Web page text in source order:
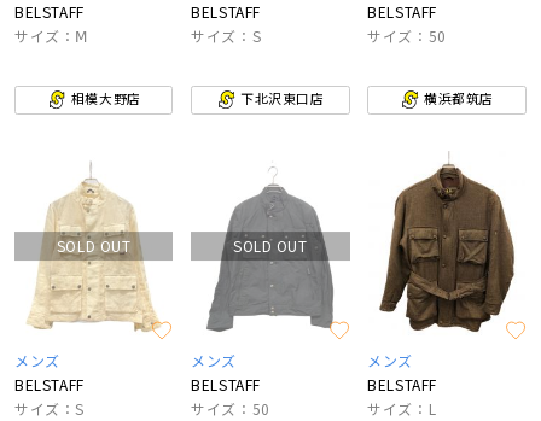
BELSTAFF
サイズ：Ⅿ
相模大野店
BELSTAFF
サイズ：S
下北沢東口店
BELSTAFF
サイズ：50
横浜都筑店
SOLD OUT
メンズ
BELSTAFF
サイズ：S
SOLD OUT
メンズ
BELSTAFF
サイズ：50
メンズ
BELSTAFF
サイズ：L